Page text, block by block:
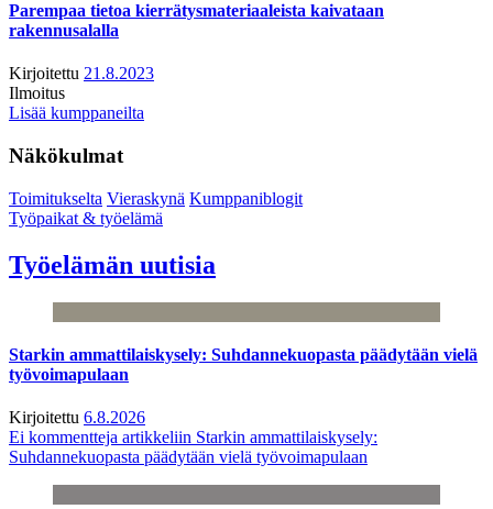
Parempaa tietoa kierrätysmateriaaleista kaivataan
rakennusalalla
Kirjoitettu 21.8.2023
Ilmoitus
Lisää kumppaneilta
Näkökulmat
Toimitukselta Vieraskynä Kumppaniblogit
Työpaikat & työelämä
Työelämän uutisia
Starkin ammattilaiskysely: Suhdannekuopasta päädytään vielä
työvoimapulaan
Kirjoitettu 6.8.2026
Ei kommentteja artikkeliin Starkin ammattilaiskysely:
Suhdannekuopasta päädytään vielä työvoimapulaan